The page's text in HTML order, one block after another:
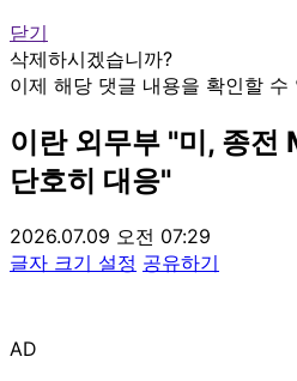
닫기
삭제하시겠습니까?
이제 해당 댓글 내용을 확인할 수
이란 외무부 "미, 종전
단호히 대응"
2026.07.09 오전 07:29
글자 크기 설정 공유하기
AD